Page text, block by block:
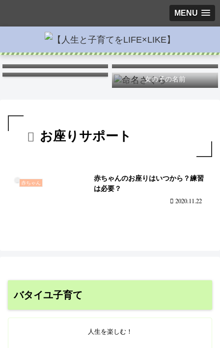
MENU
つわりを楽に
女の子の名前
お座りサポート
赤ちゃん
赤ちゃんのお座りはいつから？練習
は必要？
2020.11.22
バタイユ子育て
人生を楽しむ！